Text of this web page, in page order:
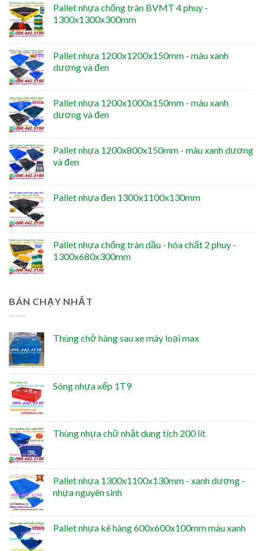
Pallet nhựa chống tràn BVMT 4 phuy -
1300x1300x300mm
Pallet nhựa 1200x1200x150mm - màu xanh
dương và đen
Pallet nhựa 1200x1000x150mm - màu xanh
dương và đen
Pallet nhựa 1200x800x150mm - màu xanh dương
và đen
Pallet nhựa đen 1300x1100x130mm
Pallet nhựa chống tràn dầu - hóa chất 2 phuy -
1300x680x300mm
BÁN CHẠY NHẤT
Thùng chở hàng sau xe máy loại max
Sóng nhựa xếp 1T9
Thùng nhựa chữ nhật dung tích 200 lít
Pallet nhựa 1300x1100x130mm - xanh dương -
nhựa nguyên sinh
Pallet nhựa kê hàng 600x600x100mm màu xanh